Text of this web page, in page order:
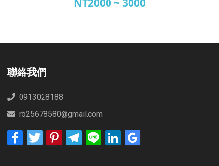
NT2000 ~ 3000
聯絡我們
0913028188
rb25678580@gmail.com
FacebookTwitter PinterestTelegram
Line LinkedIn